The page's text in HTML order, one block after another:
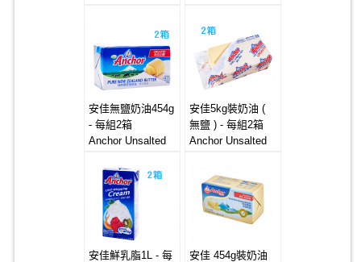
6*500g
安佳無鹽奶油454g
- 每組2箱
Anchor Unsalted
20x454g
安佳5kg裝奶油 (
無鹽 ) - 每組2箱
Anchor Unsalted
安佳鮮乳脂1L - 每
安佳 454g裝奶油